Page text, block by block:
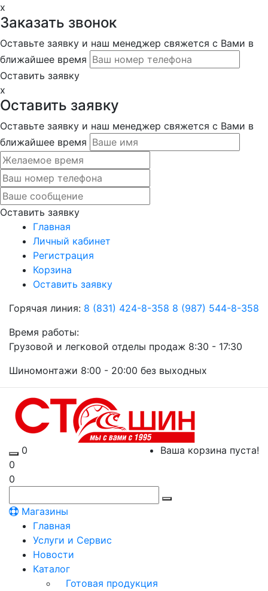
x
Заказать звонок
Оставьте заявку и наш менеджер свяжется с Вами в
ближайшее время
Оставить заявку
x
Оставить заявку
Оставьте заявку и наш менеджер свяжется с Вами в
ближайшее время
Оставить заявку
Главная
Личный кабинет
Регистрация
Корзина
Оставить заявку
Горячая линия: 8 (831) 424-8-358 8 (987) 544-8-358
Время работы:
Грузовой и легковой отделы продаж 8:30 - 17:30
Шиномонтажи 8:00 - 20:00 без выходных
0
Ваша корзина пуста!
0
0
Магазины
Главная
Услуги и Сервис
Новости
Каталог
Готовая продукция